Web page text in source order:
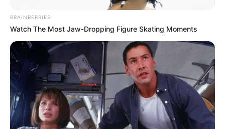
BRAINBERRIES
Watch The Most Jaw‑Dropping Figure Skating Moments